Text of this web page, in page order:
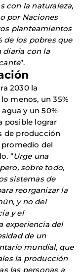
con la naturaleza,
por Naciones
planteamientos
de los pobres que
diaria con la
”.
2030 la
menos, un 35%
y un 50%
posible lograr
de producción
del
“Urge una
sobre todo,
sistemas de
reorganizar la
y no del
y el
experiencia del
de un
mundial, que
la producción
las personas a